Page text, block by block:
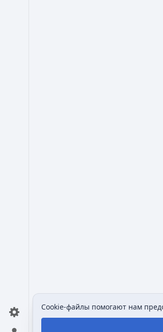
Cookie-файлы помогают нам